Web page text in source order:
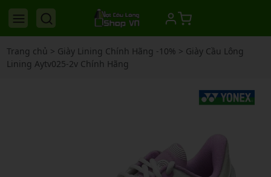
Trang chủ > Giày Lining Chính Hãng -10% > Giày Cầu Lông
Lining Aytv025-2v Chính Hãng